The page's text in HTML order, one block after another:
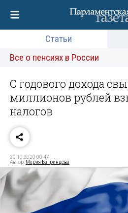
Статьи
Все о пенсиях в России
С годового дохода
миллионов рублей
налогов
20.10.2020 00:47
Автор: Мария Багринцева